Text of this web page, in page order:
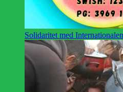
Solidaritet med Internationalen